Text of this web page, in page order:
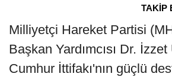
TAKİP
Milliyetçi Hareket Partisi
Başkan Yardımcısı Dr.
Cumhur İttifakı'nın güçlü